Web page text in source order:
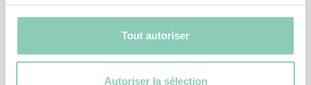
Tout autoriser
Autoriser la sélection
SABOT ROADTRIP